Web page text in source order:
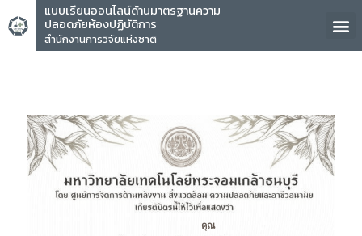
แบบเรียนออนไลน์ด้านมาตรฐานความ
ปลอดภัยห้องปฏิบัติการ
สำนักงานการวิจัยแห่งชาติ
คุณ